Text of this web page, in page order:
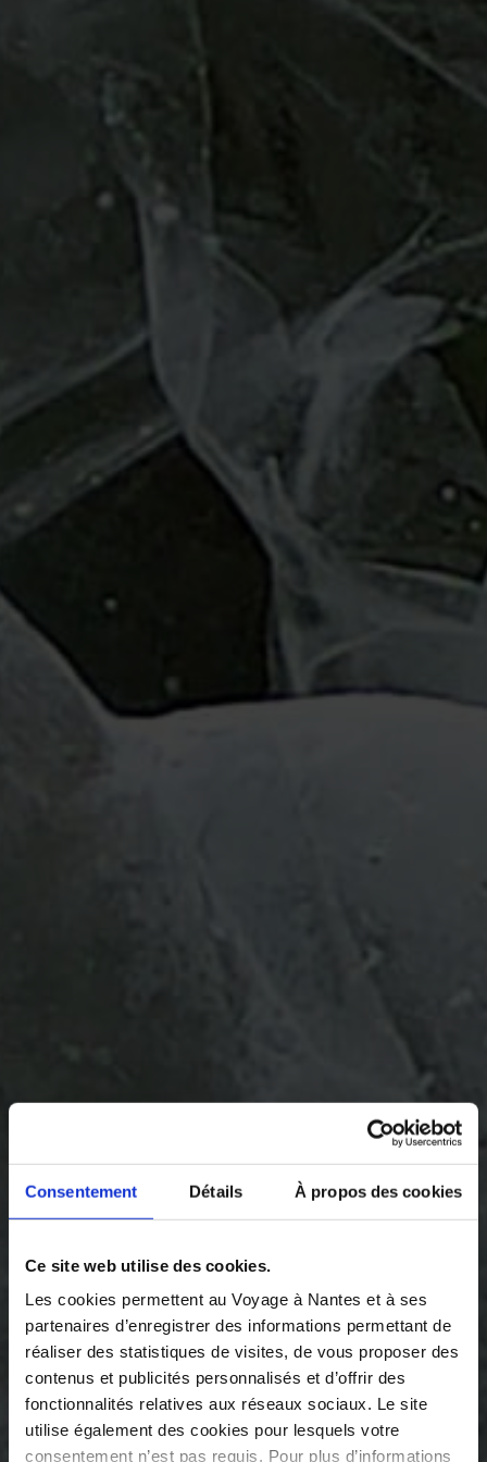
Consentement Détails À propos des cookies
Ce site web utilise des cookies.
Les cookies permettent au Voyage à Nantes et à ses
partenaires d’enregistrer des informations permettant de
réaliser des statistiques de visites, de vous proposer des
contenus et publicités personnalisés et d’offrir des
fonctionnalités relatives aux réseaux sociaux. Le site
utilise également des cookies pour lesquels votre
consentement n’est pas requis. Pour plus d’informations
©